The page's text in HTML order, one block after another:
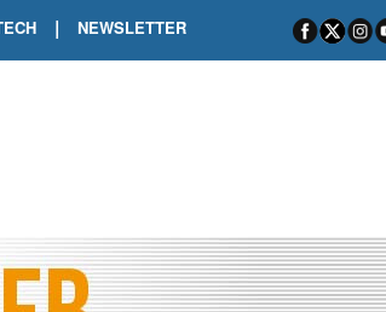
MERLETTE INCORONA CARAPAZ
TRIONFO DI PHILIPSEN SU SCHMID E KOOIJ
| NEWSLETTER